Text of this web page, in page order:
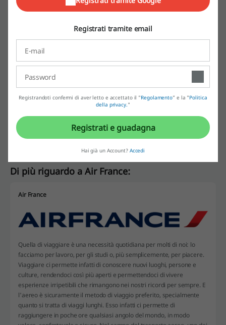
Scopri anche codici promozionali simili
EasyJet Volotea
TAP Air Portugal
codice sconto Amazon
codice sconto Nike
offerta Unieuro
codice sconto Zooplus
Di più riguardo a Air France:
Air France
Quella di viaggiare è una necessità quotidiana per molti di noi: lo
facciamo per lavoro, per gli studi o, più semplicemente, per piacere.
Viaggiare ci permette infatti di conoscere nuovi luoghi, persone e
culture, rendendoci così più aperti e permettendoci di vivere
esperienze irripetibili che rimangono nei nostri ricordi per sempre. E
l'aereo è sicuramente il metodo di viaggio preferito, specialmente
quanto si tratta di viaggi lunghi. Esso infatti ci permette di
raggiungere in poche ore qualsiasi angolo del mondo, in modo
Registrati tramite email
Registrandoti confermi di aver letto e accettato il "Regolamento” e la "Politica
della privacy."
Registrati e guadagna
Hai già un Account? Accedi